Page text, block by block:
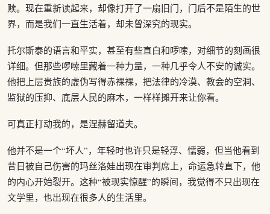
赎。现在重新读起来，却像打开了一扇旧门，门后不是陌生的世
界，而是我们一直生活着，却未曾深究的现实。
托尔斯泰的语言和平实，甚至有些直白和啰嗦，对细节的刻画很
详细。但那些啰嗦里藏着一种力量，一种几乎令人不安的诚实。
他把上层贵族的虚伪写得赤裸裸，把法律的冷漠、教会的空洞、
监狱的压抑、底层人民的麻木，一样样摊开来让你看。
可真正打动我的，是涅赫留道夫。
他并不是一个“坏人”，年轻时也许只是轻浮、懦弱，但当他看到
昔日被自己伤害的玛丝洛娃出现在审判席上，命运急转直下，他
的内心开始裂开。这种“被现实惊醒”的瞬间，我觉得不只出现在
文学里，也出现在很多人的生活里。